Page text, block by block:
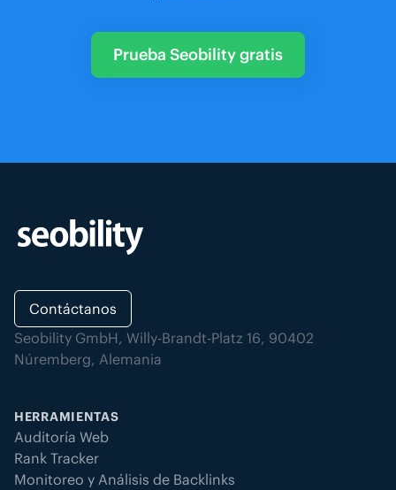
Prueba Seobility gratis
Contáctanos
Seobility GmbH, Willy-Brandt-Platz 16, 90402
Núremberg, Alemania
HERRAMIENTAS
Auditoría Web
Rank Tracker
Monitoreo y Análisis de Backlinks